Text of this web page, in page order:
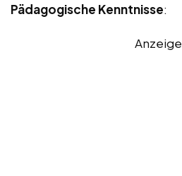
Pädagogische Kenntnisse:
Anzeige